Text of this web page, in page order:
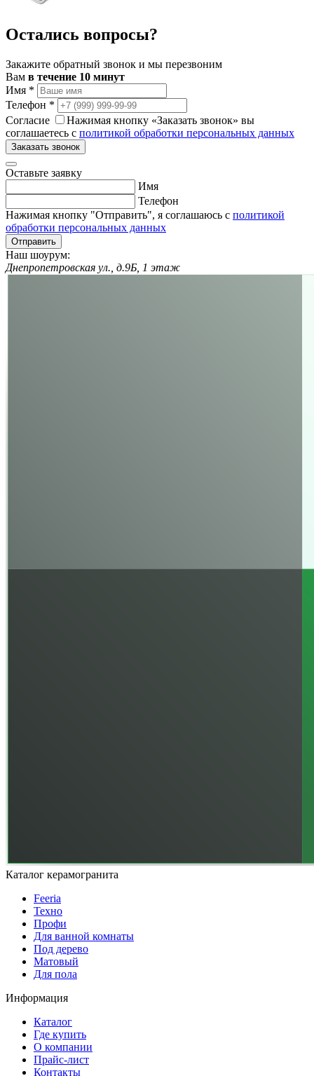
Остались вопросы?
Закажите обратный звонок и мы перезвоним
Вам в течение 10 минут
Имя *
Телефон *
Согласие
Нажимая кнопку «Заказать звонок» вы
соглашаетесь с политикой обработки персональных данных
Заказать звонок
Оставьте заявку
Имя
Телефон
Нажимая кнопку "Отправить", я соглашаюсь с политикой
обработки персональных данных
Отправить
Наш шоурум:
Днепропетровская ул., д.9Б, 1 этаж
Каталог керамогранита
Feeria
Техно
Профи
Для ванной комнаты
Под дерево
Матовый
Для пола
Информация
Каталог
Где купить
О компании
Прайс-лист
Контакты